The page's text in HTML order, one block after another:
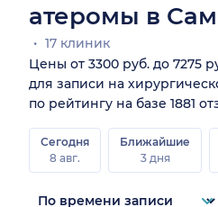
атеромы в
17 клиник
Цены от 3300 руб. до 7275
для записи на
по рейтингу на базе 1881
Сегодня
8 авг.
Ближайшие
3 дня